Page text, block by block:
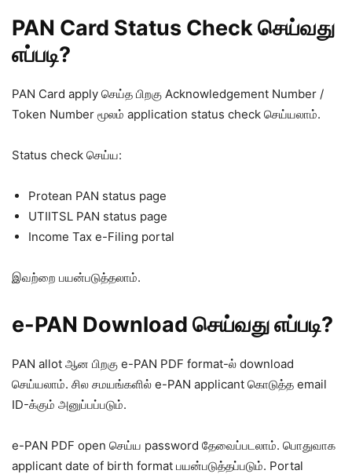
PAN Card Status Check செய்வது
எப்படி?
PAN Card apply செய்த பிறகு Acknowledgement Number /
Token Number மூலம் application status check செய்யலாம்.
Status check செய்ய:
Protean PAN status page
UTIITSL PAN status page
Income Tax e-Filing portal
இவற்றை பயன்படுத்தலாம்.
e-PAN Download செய்வது எப்படி?
PAN allot ஆன பிறகு e-PAN PDF format-ல் download
செய்யலாம். சில சமயங்களில் e-PAN applicant கொடுத்த email
ID-க்கும் அனுப்பப்படும்.
e-PAN PDF open செய்ய password தேவைப்படலாம். பொதுவாக
applicant date of birth format பயன்படுத்தப்படும். Portal